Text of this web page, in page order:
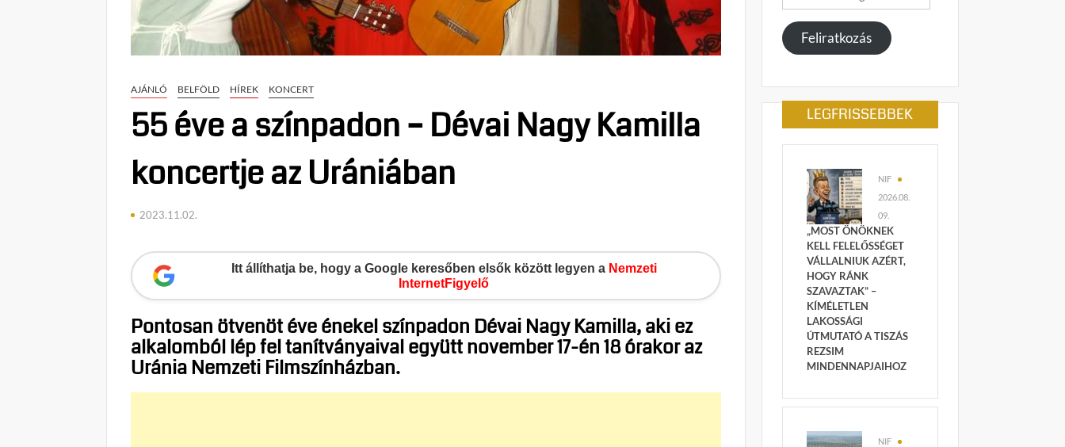
AJÁNLÓ BELFÖLD HÍREK KONCERT
55 éve a színpadon – Dévai Nagy Kamilla
koncertje az Urániában
2023.11.02.
Itt állíthatja be, hogy a Google keresőben elsők között legyen a Nemzeti
InternetFigyelő
Pontosan ötvenöt éve énekel színpadon Dévai Nagy Kamilla, aki ez
alkalomból lép fel tanítványaival együtt november 17-én 18 órakor az
Uránia Nemzeti Filmszínházban.
cím
megadása
Feliratkozás
LEGFRISSEBBEK
NIF
2026.08.
09.
„MOST ÖNÖKNEK
KELL FELELŐSSÉGET
VÁLLALNIUK AZÉRT,
HOGY RÁNK
SZAVAZTAK” –
KÍMÉLETLEN
LAKOSSÁGI
ÚTMUTATÓ A TISZÁS
REZSIM
MINDENNAPJAIHOZ
NIF